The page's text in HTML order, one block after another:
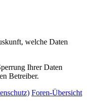
welche Daten
Ihrer Daten
Betreiber.
Foren-Übersicht